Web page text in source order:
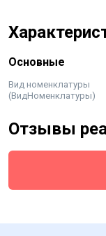
Основные
Вид номенклатуры
(ВидНоменклатуры)
Отзывы